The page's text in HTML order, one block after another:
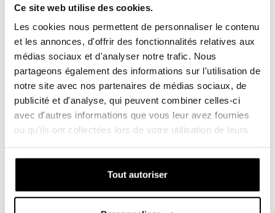
Ce site web utilise des cookies.
Les cookies nous permettent de personnaliser le contenu
et les annonces, d'offrir des fonctionnalités relatives aux
médias sociaux et d'analyser notre trafic. Nous
partageons également des informations sur l'utilisation de
notre site avec nos partenaires de médias sociaux, de
publicité et d'analyse, qui peuvent combiner celles-ci
avec d'autres informations que vous leur avez fournies
ou qu'ils ont collectées lors de votre utilisation de leurs
Tout autoriser
marques possibles, telles que Peugeot, Renault,BMW,
Nissan, Honda, etc., mais vous pouvez également choisir
Avec nous, vous pouvez être sûr de compter sur la plus
haute qualité, les meilleurs conseils et une livraison
rapide.
applications de voitures de tourisme
Les clients du monde entier reçoivent nos filtres car nous